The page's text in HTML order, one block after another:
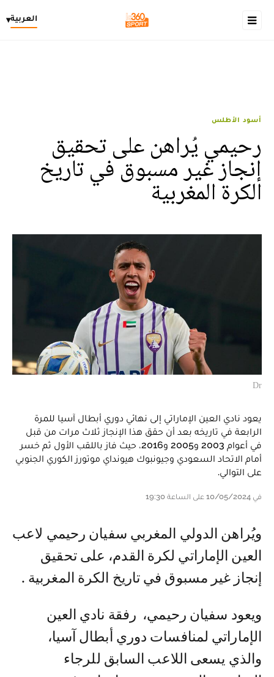
العربية▾
أسود الأطلس
رحيمي يُراهن على تحقيق
إنجاز غير مسبوق في تاريخ
الكرة المغربية
Dr
يعود نادي العين الإماراتي إلى نهائي دوري أبطال آسيا للمرة
الرابعة في تاريخه بعد أن حقق هذا الإنجاز ثلاث مرات من قبل
في أعوام 2003 و2005 و2016، حيث فاز باللقب الأول ثم خسر
أمام الاتحاد السعودي وجيونبوك هيونداي موتورز الكوري الجنوبي
على التوالي.
في 10/05/2024 على الساعة 19:30
ويُراهن الدولي المغربي سفيان رحيمي لاعب
العين الإماراتي لكرة القدم، على تحقيق
إنجاز غير مسبوق في تاريخ الكرة المغربية .
ويعود سفيان رحيمي، رفقة نادي العين
الإماراتي لمنافسات دوري أبطال آسيا،
والذي يسعى اللاعب السابق للرجاء